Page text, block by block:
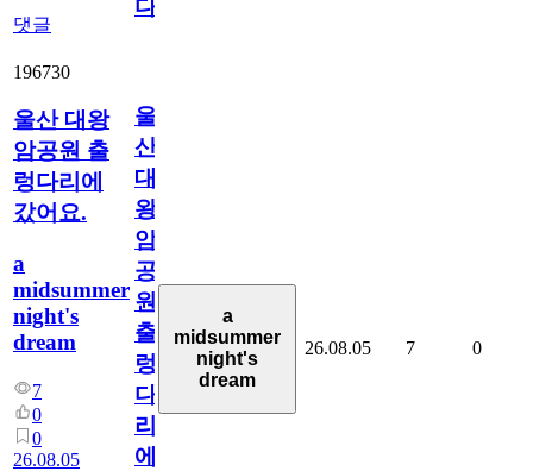
댓글
다
196730
울산 대왕
암공원 출
렁다리에
갔어요.
a
midsummer
night's
dream
7
0
0
26.08.05
울
산
대
왕
암
공
원
출
렁
다
리
에
a
midsummer
night's
dream
26.08.05 7 0